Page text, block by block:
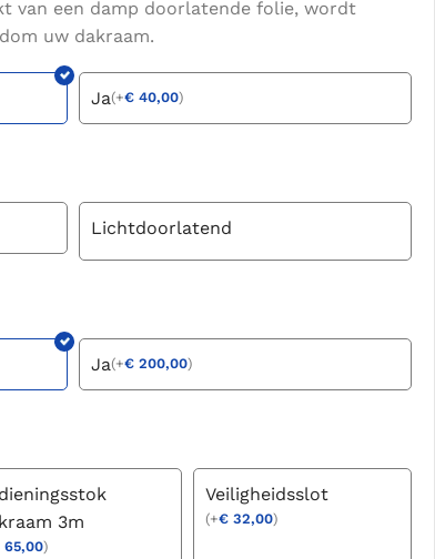
van een damp doorlatende folie, wordt
uw dakraam.
Ja(+€ 40,00)
Lichtdoorlatend
Ja(+€ 200,00)
3m
65,00)
Veiligheidsslot
(+€ 32,00)